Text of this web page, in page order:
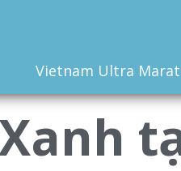
Vietnam Ultra